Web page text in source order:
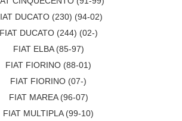
DUCATO (230) (94-02)
FIAT DUCATO (244) (02-)
FIAT ELBA (85-97)
FIAT FIORINO (88-01)
FIAT FIORINO (07-)
FIAT MAREA (96-07)
FIAT MULTIPLA (99-10)